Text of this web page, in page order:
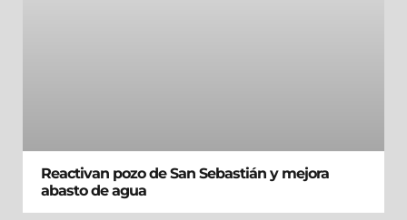
Reactivan pozo de San Sebastián y mejora
abasto de agua